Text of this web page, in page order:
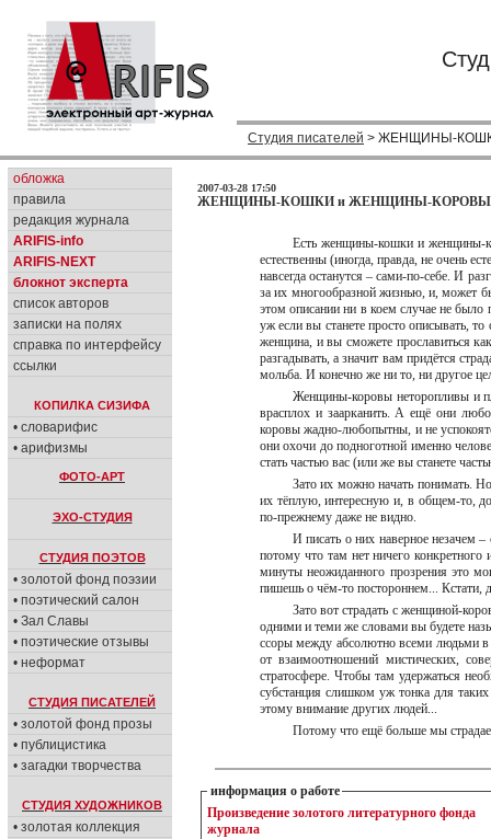
Студия писателей > ЖЕНЩИНЫ-
обложка
правила
редакция журнала
ARIFIS-info
ARIFIS-NEXT
блокнот эксперта
список авторов
записки на полях
справка по интерфейсу
ссылки
КОПИЛКА СИЗИФА
• словарифис
• арифизмы
ФОТО-АРТ
ЭХО-СТУДИЯ
СТУДИЯ ПОЭТОВ
• золотой фонд поэзии
• поэтический салон
• Зал Славы
• поэтические отзывы
• неформат
СТУДИЯ ПИСАТЕЛЕЙ
• золотой фонд прозы
• публицистика
• загадки творчества
СТУДИЯ ХУДОЖНИКОВ
• золотая коллекция
2007-03-28 17:50
ЖЕНЩИНЫ-КОШКИ и ЖЕНЩИНЫ-КОРОВЫ /
Есть женщины-кошки и женщины-
естественны (иногда, правда, не очень
навсегда останутся – сами-по-себе. И
за их многообразной жизнью, и, может
этом описании ни в коем случае не было
уж если вы станете просто описывать,
женщина, и вы сможете прославиться
разгадывать, а значит вам придётся
мольба. И конечно же ни то, ни другое
Женщины-коровы неторопливы и
врасплох и заарканить. А ещё они
коровы жадно-любопытны, и не
они охочи до подноготной именно
стать частью вас (или же вы станете
Зато их можно начать понимать.
их тёплую, интересную и, в общем-то,
по-прежнему даже не видно.
И писать о них наверное незачем
потому что там нет ничего
минуты неожиданного прозрения это
пишешь о чём-то постороннем... Кстати,
Зато вот страдать с женщиной-
одними и теми же словами вы будете
ссоры между абсолютно всеми людьми в
от взаимоотношений мистических,
стратосфере. Чтобы там удержаться
субстанция слишком уж тонка для
этому внимание других людей...
Потому что ещё больше мы
информация о работе
Произведение золотого литературного фонда
журнала